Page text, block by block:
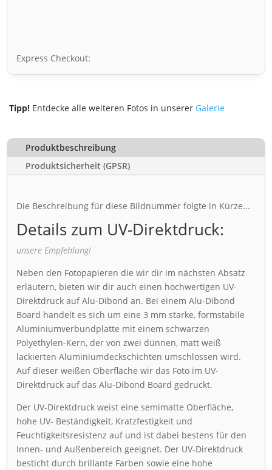
Express Checkout:
Tipp! Entdecke alle weiteren Fotos in unserer Galerie
Produktbeschreibung
Produktsicherheit (GPSR)
Die Beschreibung für diese Bildnummer folgte in Kürze...
Details zum UV-Direktdruck:
unsere Empfehlung!
Neben den Fotopapieren die wir dir im nächsten Absatz
erläutern, bieten wir dir auch einen hochwertigen UV-
Direktdruck auf Alu-Dibond an. Bei einem Alu-Dibond
Board handelt es sich um eine 3 mm starke, formstabile
Aluminiumverbundplatte mit einem schwarzen
Polyethylen-Kern, der von zwei dünnen, matt weiß
lackierten Aluminiumdeckschichten umschlossen wird.
Auf dieser weißen Oberfläche wir das Foto im UV-
Direktdruck auf das Alu-Dibond Board gedruckt.
Der UV-Direktdruck weist eine semimatte Oberfläche,
hohe UV- Beständigkeit, Kratzfestigkeit und
Feuchtigkeitsresistenz auf und ist dabei bestens für den
Innen- und Außenbereich geeignet. Der UV-Direktdruck
besticht durch brillante Farben sowie eine hohe